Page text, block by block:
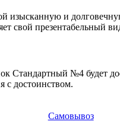
изысканную и
свой презентабельный
Стандартный №4 будет
с достоинством.
Самовывоз